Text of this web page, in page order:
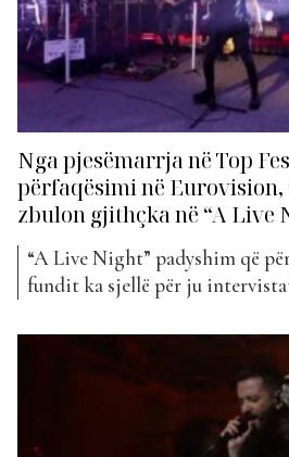
Nga pjesëmarrja në Top
përfaqësimi në Eurovision,
zbulon gjithçka në “A Live
“A Live Night” padyshim që
fundit ka sjellë për ju
talentuar të showbiz-it tonë.
Bushpepa ka rrëfyer gjithë
fëmijëria, sakrificat...